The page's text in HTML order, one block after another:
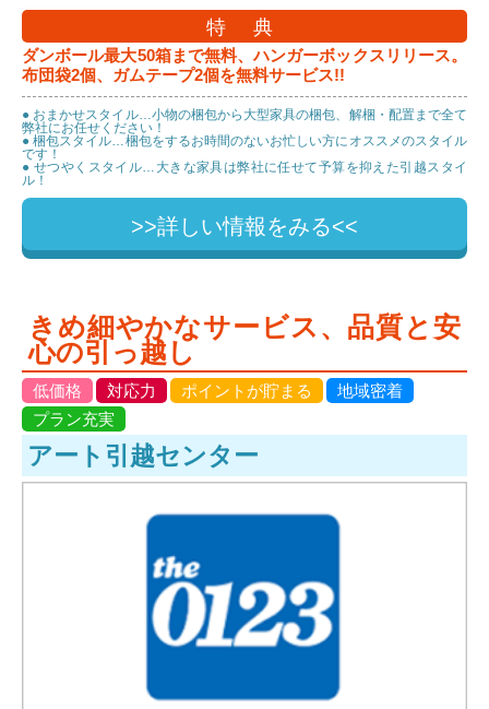
特 典
ダンボール最大50箱まで無料、ハンガーボックスリリース。
布団袋2個、ガムテープ2個を無料サービス!!
● おまかせスタイル…小物の梱包から大型家具の梱包、解梱・配置まで全て
弊社にお任せください！
● 梱包スタイル…梱包をするお時間のないお忙しい方にオススメのスタイル
です！
● せつやくスタイル…大きな家具は弊社に任せて予算を抑えた引越スタイ
ル！
>>詳しい情報をみる<<
きめ細やかなサービス、品質と安
心の引っ越し
低価格 対応力 ポイントが貯まる
地域密着
プラン充実
アート引越センター